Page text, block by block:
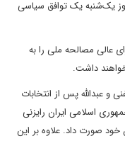
یک‌شنبه یک توافق سیاسی
عالی مصالحه‌ ملی را به
داشت.
و عبدالله پس از انتخابات
اسلامی ایران رایزنی
خود صورت داد. علاوه بر این